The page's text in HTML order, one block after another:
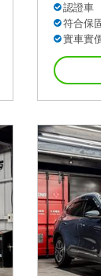
認證車
符合保
實車實